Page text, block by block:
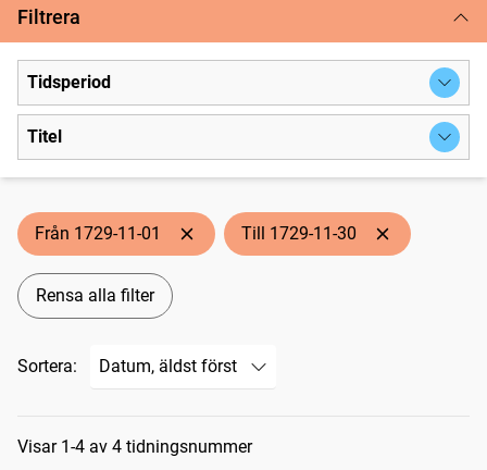
Filtrera
Tidsperiod
Titel
Från 1729-11-01 Till 1729-11-30
Rensa alla filter
Sortera:
Sökresultat
Visar 1-4 av 4 tidningsnummer